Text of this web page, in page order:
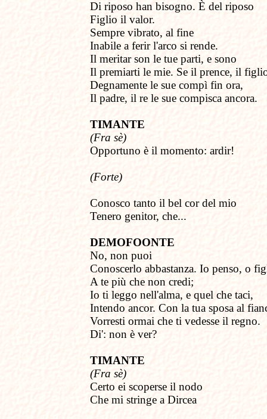
Di riposo han bisogno. È del riposo
Figlio il valor.
Sempre vibrato, al fine
Inabile a ferir l'arco si rende.
Il meritar son le tue parti, e sono
Il premiarti le mie. Se il prence, il
Degnamente le sue compì fin ora,
Il padre, il re le sue compisca ancora.
TIMANTE
(Fra sè)
Opportuno è il momento: ardir!
(Forte)
Conosco tanto il bel cor del mio
Tenero genitor, che...
DEMOFOONTE
No, non puoi
Conoscerlo abbastanza. Io penso, o
A te più che non credi;
Io ti leggo nell'alma, e quel che taci,
Intendo ancor. Con la tua sposa al
Vorresti ormai che ti vedesse il regno.
Di': non è ver?
TIMANTE
(Fra sè)
Certo ei scoperse il nodo
Che mi stringe a Dircea